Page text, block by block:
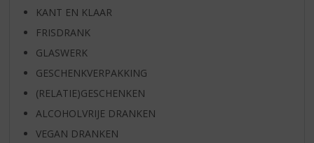
KANT EN KLAAR
FRISDRANK
GLASWERK
GESCHENKVERPAKKING
(RELATIE)GESCHENKEN
ALCOHOLVRIJE DRANKEN
VEGAN DRANKEN